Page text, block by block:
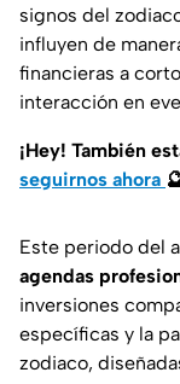
signos del
influyen de
financieras a
interacción en
¡Hey! También
seguirnos ahora
Este periodo del
agendas
inversiones
específicas y la
zodiaco,